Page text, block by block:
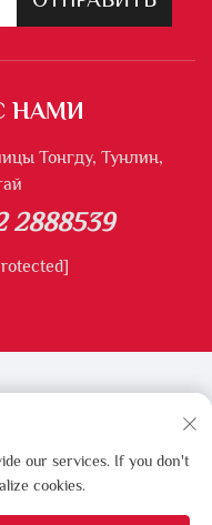
НАМИ
Тонгду, Тунлин,
2888539
компания Longshun
оборудования
our services. If you don't
cookies.